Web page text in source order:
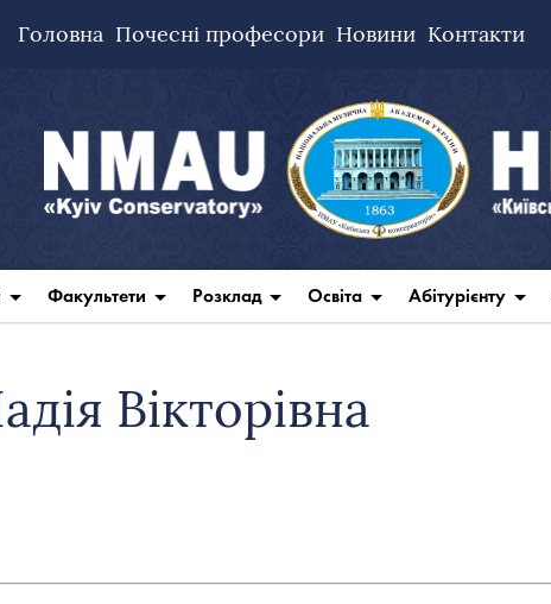
Головна Почесні професори Новини Контакти
Факультети Розклад Освіта Абітурієнту
Вікторівна